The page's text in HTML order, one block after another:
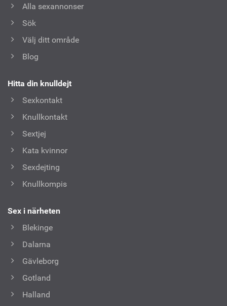
Alla sexannonser
Sök
Välj ditt område
Blog
Hitta din knulldejt
Sexkontakt
Knullkontakt
Sextjej
Kata kvinnor
Sexdejting
Knullkompis
Sex i närheten
Blekinge
Dalarna
Gävleborg
Gotland
Halland